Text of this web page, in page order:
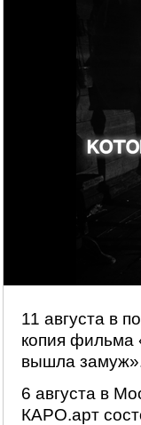
11 августа в
копия фильма
вышла
6 августа в
КАРО.арт